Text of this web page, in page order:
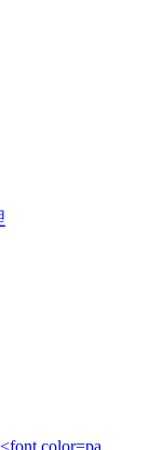
color=pa